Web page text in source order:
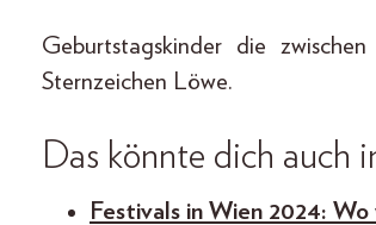
Geburtstagskinder die
Sternzeichen Löwe.
Das könnte dich auch
Festivals in Wien 2024: